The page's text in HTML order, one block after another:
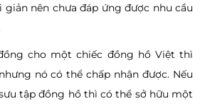
nên chưa đáp ứng được nhu cầu
cho một chiếc đồng hồ Việt thì
nó có thể chấp nhận được. Nếu
tập đồng hồ thì có thể sở hữu một